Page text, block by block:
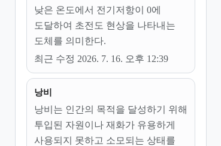
낮은 온도에서 전기저항이 0에
도달하여 초전도 현상을 나타내는
도체를 의미한다.
최근 수정 2026. 7. 16. 오후 12:39
낭비
낭비는 인간의 목적을 달성하기 위해
투입된 자원이나 재화가 유용하게
사용되지 못하고 소모되는 상태를